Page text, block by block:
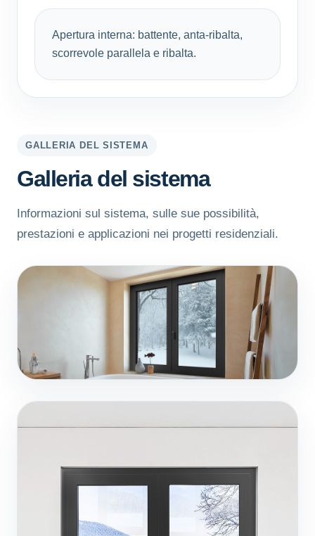
Apertura interna: battente, anta-ribalta,
scorrevole parallela e ribalta.
GALLERIA DEL SISTEMA
Galleria del sistema
Informazioni sul sistema, sulle sue possibilità,
prestazioni e applicazioni nei progetti residenziali.